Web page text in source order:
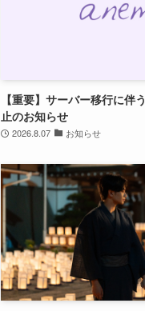
【重要】サーバー移行に伴
止のお知らせ
2026.8.07 お知らせ